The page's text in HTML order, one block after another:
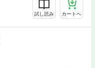
試し読み カートへ